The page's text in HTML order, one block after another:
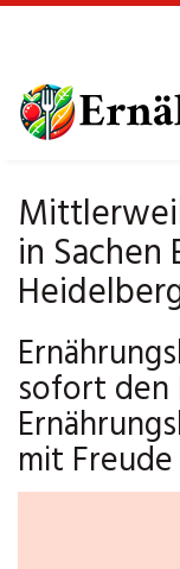
main
content
in Sachen
sofort den
mit